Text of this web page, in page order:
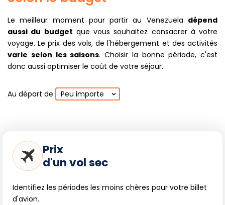
Le meilleur moment pour partir au Venezuela dépend
aussi du budget que vous souhaitez consacrer à votre
voyage. Le prix des vols, de l'hébergement et des activités
varie selon les saisons. Choisir la bonne période, c'est
donc aussi optimiser le coût de votre séjour.
Au départ de Peu importe
Prix
d'un vol sec
Identifiez les périodes les moins chères pour votre billet
d'avion.